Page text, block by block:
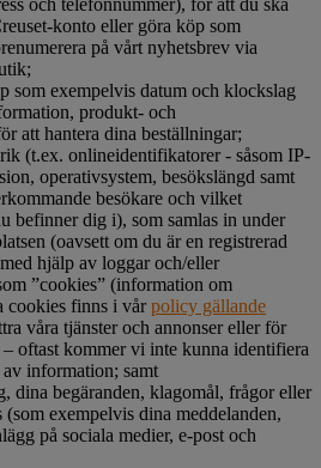
konto eller göra köp som
på vårt nyhetsbrev via
som exempelvis datum och klockslag
produkt- och
att hantera dina beställningar;
(t.ex. onlineidentifikatorer - såsom IP-
operativsystem, besökslängd samt
besökare och vilket
befinner dig i), som samlas in under
(oavsett om du är en registrerad
hjälp av loggar och/eller
”cookies” (information om
cookies finns i vårpolicy gällande
våra tjänster och annonser eller för
oftast kommer vi inte kunna identifiera
information; samt
dina begäranden, klagomål, frågor eller
(som exempelvis dina meddelanden,
på sociala medier, e-post och